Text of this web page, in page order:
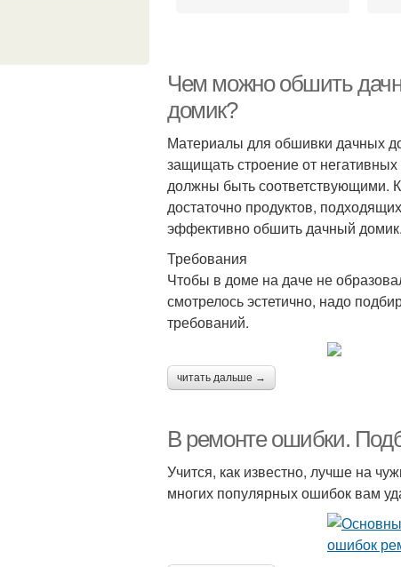
Чем можно обшить
домик?
Материалы для обшивки дачных
защищать строение от
должны быть соответствующими.
достаточно продуктов,
эффективно обшить дачный домик.
Требования
Чтобы в доме на даче не
смотрелось эстетично, надо
требований.
читать дальше →
В ремонте ошибки.
Учится, как известно, лучше на
многих популярных ошибок вам